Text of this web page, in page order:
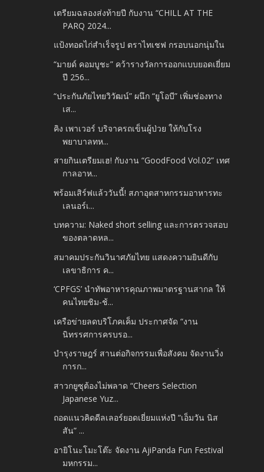
เตรียมฉลองส่งท้ายปี กับงาน “CHILL AT THE
PARQ 2024...
แป้งทอดไก่สำเร็จรูป ตราไทเชฟ กรอบนอกนุ่มใน
“มายด์ คอมบูชะ” คว้ารางวัลการออกแบบยอดเยี่ยม
ปี 256...
“ประกันภัยไทยวิวัฒน์” ผนึก “ยูโอบี” เพิ่มช่องทาง
เส...
คิง เพาเวอร์ บริจาครถเข็นผู้ป่วย ให้กับโรง
พยาบาลทห...
สายกินเตรียมเฮ! กับงาน “GoodFood Vol.02” เทศ
กาลอาห...
พร้อมเสิร์ฟแล้ววันนี้! สภาอุตสาหกรรมอาหารทะ
เลนอร์เ...
บทความ: Naked short selling และการตรวจสอบ
ของตลาดหล...
สมาคมประกันวินาศภัยไทย แสดงความยินดีกับ
เลขาธิการ ค...
‘CPFGS’ นำทัพอาหารคุณภาพมาตรฐานสากล ให้
คนไทยชิม-ช้...
เครือข่ายลดบริโภคเค็ม ประกาศจัด “งาน
นิทรรศการครบรอ...
บำรุงราษฎร์ สานต่อกิจกรรมเพื่อสังคม จัดงานวิ่ง
การก...
สาวกยูซุต้องไม่พลาด “Cheers Selection
Japanese Yuz...
ถอดแนวคิดดีลเลอร์ยอดเยี่ยมแห่งปี “เอ็มวัน นิส
สัน” ...
อายิโนะโมะโต๊ะ จัดงาน AjiPanda Fun Festival
มหกรรม...